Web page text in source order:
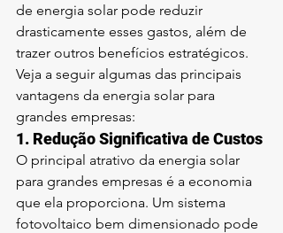
de energia solar pode reduzir
drasticamente esses gastos, além de
trazer outros benefícios estratégicos.
Veja a seguir algumas das principais
vantagens da energia solar para
grandes empresas:
1. Redução Significativa de Custos
O principal atrativo da energia solar
para grandes empresas é a economia
que ela proporciona. Um sistema
fotovoltaico bem dimensionado pode